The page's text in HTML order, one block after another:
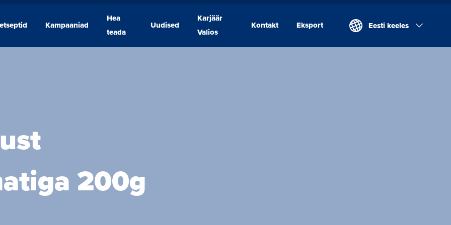
Kampaaniad
Hea
teada
Uudised
Karjäär
Valios
Kontakt Eksport Eesti keeles
Kampaaniad
teada
Uudised
Karjäär
Valios
Kontakt
Valio Eesti AS
Eksport
200g